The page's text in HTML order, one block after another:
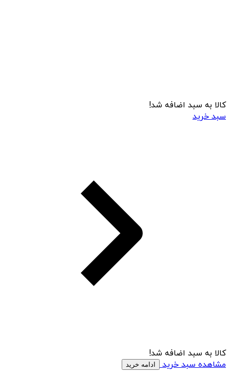
کالا به سبد اضافه شد!
سبد خرید
کالا به سبد اضافه شد!
مشاهده سبد خرید
ادامه خرید